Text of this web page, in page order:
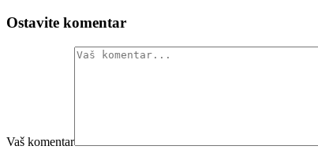
Ostavite komentar
Vaš komentar